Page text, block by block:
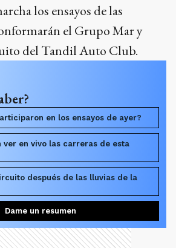
los ensayos de las
el Grupo Mar y
del Tandil Auto Club.
en los ensayos de ayer?
ver en vivo las carreras de esta
después de las lluvias de la
Dame un resumen